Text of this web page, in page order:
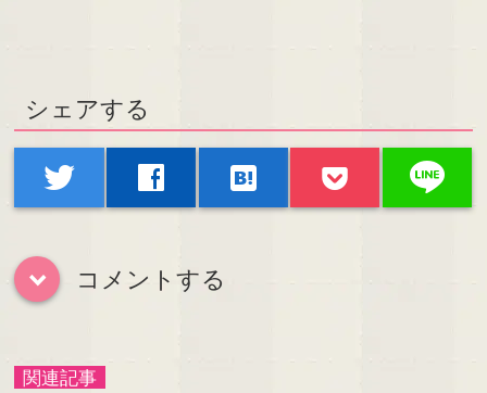
シェアする
twitter facebook hatenabookmark line
down コメントする
関連記事